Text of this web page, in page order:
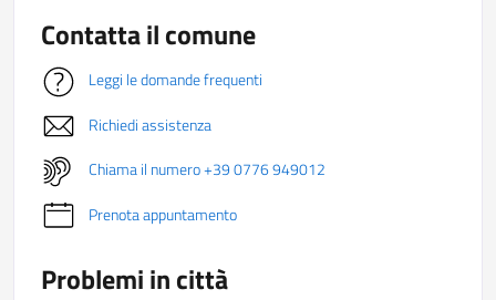
Contatta il comune
Leggi le domande frequenti
Richiedi assistenza
Chiama il numero +39 0776 949012
Prenota appuntamento
Problemi in città